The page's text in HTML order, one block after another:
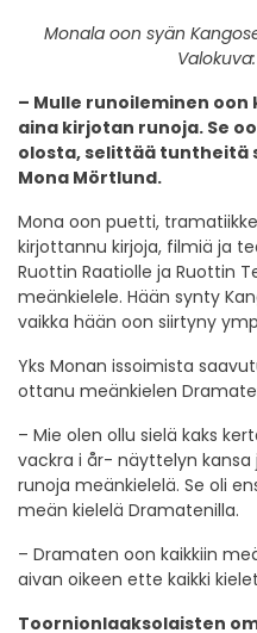
Monala oon syän
– Mulle runoileminen
aina kirjotan runoja. Se
olosta, selittää tuntheitä
Mona Mörtlund.
Mona oon puetti,
kirjottannu kirjoja, filmiä ja
Ruottin Raatiolle ja Ruottin
meänkielele. Hään synty
vaikka hään oon siirtyny
Yks Monan issoimista
ottanu meänkielen
– Mie olen ollu sielä kaks
vackra i år- näyttelyn kansa
runoja meänkielelä. Se oli
meän kielelä Dramatenilla.
– Dramaten oon kaikkiin
aivan oikeen ette kaikki
Toornionlaaksolaisten